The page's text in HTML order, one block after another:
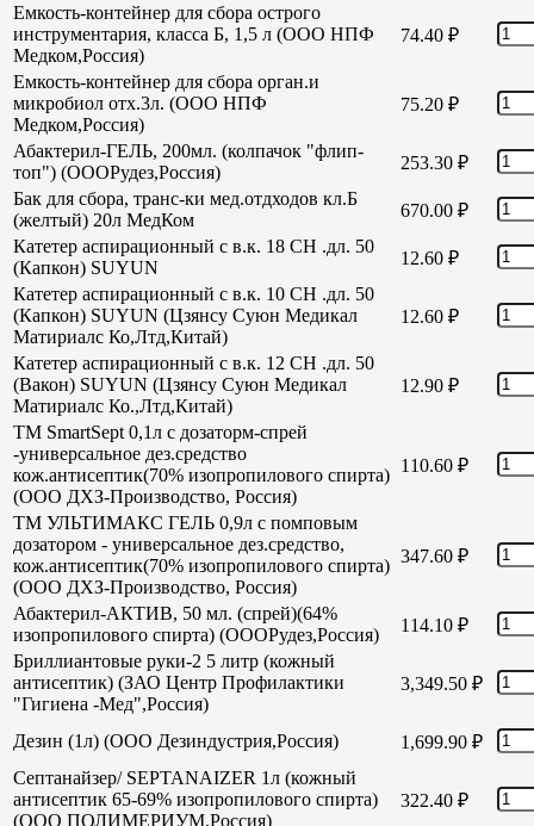
Емкость-контейнер для сбора острого
инструментария, класса Б, 1,5 л (ООО НПФ
Медком,Россия)
74.40 ₽
Емкость-контейнер для сбора орган.и
микробиол отх.3л. (ООО НПФ
Медком,Россия)
75.20 ₽
Абактерил-ГЕЛЬ, 200мл. (колпачок "флип-
топ") (ОООРудез,Россия)
253.30 ₽
Бак для сбора, транс-ки мед.отдходов кл.Б
(желтый) 20л МедКом
670.00 ₽
Катетер аспирационный с в.к. 18 СН .дл. 50
(Капкон) SUYUN
12.60 ₽
Катетер аспирационный с в.к. 10 СН .дл. 50
(Капкон) SUYUN (Цзянсу Суюн Медикал
Матириалс Ко,Лтд,Китай)
12.60 ₽
Катетер аспирационный с в.к. 12 СН .дл. 50
(Вакон) SUYUN (Цзянсу Суюн Медикал
Матириалс Ко.,Лтд,Китай)
12.90 ₽
TM SmartSept 0,1л с дозаторм-спрей
-универсальное дез.средство
кож.антисептик(70% изопропилового спирта)
(ООО ДХЗ-Производство, Россия)
110.60 ₽
TM УЛЬТИМАКС ГЕЛЬ 0,9л с помповым
дозатором - универсальное дез.средство,
кож.антисептик(70% изопропилового спирта)
(ООО ДХЗ-Производство, Россия)
347.60 ₽
Абактерил-АКТИВ, 50 мл. (спрей)(64%
изопропилового спирта) (ОООРудез,Россия)
114.10 ₽
Бриллиантовые руки-2 5 литр (кожный
антисептик) (ЗАО Центр Профилактики
"Гигиена -Мед",Россия)
3,349.50 ₽
Дезин (1л) (ООО Дезиндустрия,Россия) 1,699.90 ₽
Септанайзер/ SEPTANAIZER 1л (кожный
антисептик 65-69% изопропилового спирта)
(ООО ПОЛИМЕРИУМ,Россия)
322.40 ₽